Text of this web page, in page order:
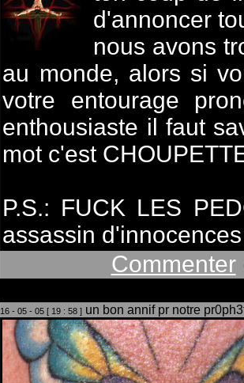
d'annoncer
nous avons
au monde, alors si
votre entourage
enthousiaste il faut
mot c'est
P.S.: FUCK LES
assassin d'innocences
Commenter
16 - 05 - 05 [ 19 : 58 ] un bon annif pr notre